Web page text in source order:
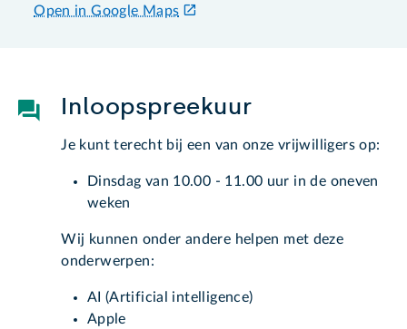
Open in Google Maps
Inloopspreekuur
Je kunt terecht bij een van onze vrijwilligers op:
Dinsdag van 10.00 - 11.00 uur in de oneven
weken
Wij kunnen onder andere helpen met deze
onderwerpen:
AI (Artificial intelligence)
Apple